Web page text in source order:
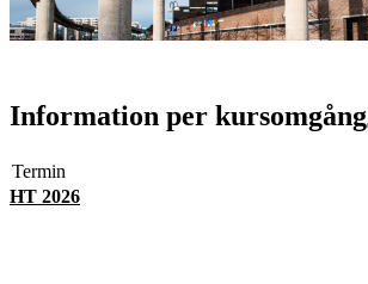
Information per kursomgång
Termin
HT 2026